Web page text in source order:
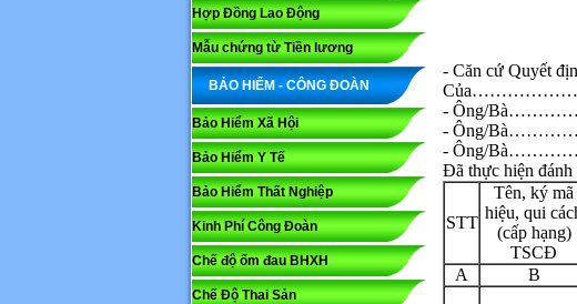
Hợp Đồng Lao Động
Mẫu chứng từ Tiền lương
BẢO HIỂM - CÔNG ĐOÀN
Bảo Hiểm Xã Hội
Bảo Hiểm Y Tế
Bảo Hiểm Thất Nghiệp
Kinh Phí Công Đoàn
Chế độ ốm đau BHXH
Chế Độ Thai Sản
- Căn cứ Quyết
- Ông/
- Ông/
- Ông/
Đã thực hiện
STT
Tên, ký mã
hiệu, qui
(cấp hạng)
TSCĐ
A B